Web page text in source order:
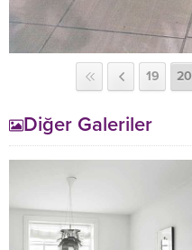
19 20
Diğer Galeriler